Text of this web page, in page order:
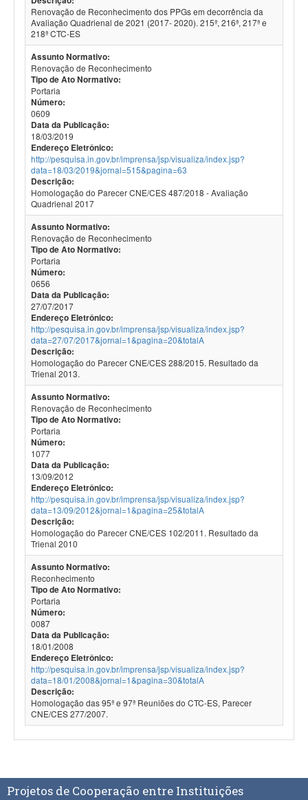
Renovação de Reconhecimento dos PPGs em decorrência da
Avaliação Quadrienal de 2021 (2017- 2020). 215ª, 216ª, 217ª e
218ª CTC-ES
Assunto Normativo:
Renovação de Reconhecimento
Tipo de Ato Normativo:
Portaria
Número:
0609
Data da Publicação:
18/03/2019
Endereço Eletrônico:
http://pesquisa.in.gov.br/imprensa/jsp/visualiza/index.jsp?
data=18/03/2019&jornal=515&pagina=63
Descrição:
Homologação do Parecer CNE/CES 487/2018 - Avaliação
Quadrienal 2017
Assunto Normativo:
Renovação de Reconhecimento
Tipo de Ato Normativo:
Portaria
Número:
0656
Data da Publicação:
27/07/2017
Endereço Eletrônico:
http://pesquisa.in.gov.br/imprensa/jsp/visualiza/index.jsp?
data=27/07/2017&jornal=1&pagina=20&totalA
Descrição:
Homologação do Parecer CNE/CES 288/2015. Resultado da
Trienal 2013.
Assunto Normativo:
Renovação de Reconhecimento
Tipo de Ato Normativo:
Portaria
Número:
1077
Data da Publicação:
13/09/2012
Endereço Eletrônico:
http://pesquisa.in.gov.br/imprensa/jsp/visualiza/index.jsp?
data=13/09/2012&jornal=1&pagina=25&totalA
Descrição:
Homologação do Parecer CNE/CES 102/2011. Resultado da
Trienal 2010
Assunto Normativo:
Reconhecimento
Tipo de Ato Normativo:
Portaria
Número:
0087
Data da Publicação:
18/01/2008
Endereço Eletrônico:
http://pesquisa.in.gov.br/imprensa/jsp/visualiza/index.jsp?
data=18/01/2008&jornal=1&pagina=30&totalA
Descrição:
Homologação das 95ª e 97ª Reuniões do CTC-ES, Parecer
CNE/CES 277/2007.
Projetos de Cooperação entre Instituições